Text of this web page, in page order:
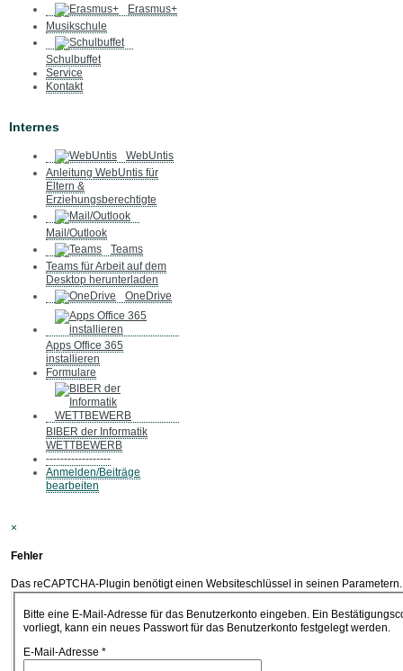
Erasmus+
Musikschule
Schulbuffet
Service
Kontakt
Internes
WebUntis
Anleitung WebUntis für
Eltern &
Erziehungsberechtigte
Mail/Outlook
Teams
Teams für Arbeit auf dem
Desktop herunterladen
OneDrive
Apps Office 365
installieren
Formulare
BIBER der Informatik
WETTBEWERB
------------------
Anmelden/Beiträge
bearbeiten
×
Fehler
Das reCAPTCHA-Plugin benötigt einen Websiteschlüssel in seinen
Bitte eine E-Mail-Adresse für das Benutzerkonto eingeben. Ein
vorliegt, kann ein neues Passwort für das Benutzerkonto festgelegt werden.
E-Mail-Adresse *